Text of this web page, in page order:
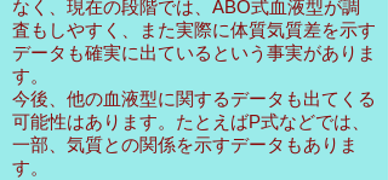
なく、現在の段階では、ABO式血液型が調
査もしやすく、また実際に体質気質差を示す
データも確実に出ているという事実がありま
す。
今後、他の血液型に関するデータも出てくる
可能性はあります。たとえばP式などでは、
一部、気質との関係を示すデータもありま
す。